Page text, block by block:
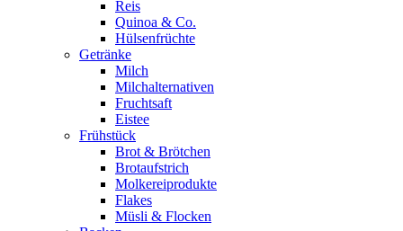
Reis
Quinoa & Co.
Hülsenfrüchte
Getränke
Milch
Milchalternativen
Fruchtsaft
Eistee
Frühstück
Brot & Brötchen
Brotaufstrich
Molkereiprodukte
Flakes
Müsli & Flocken